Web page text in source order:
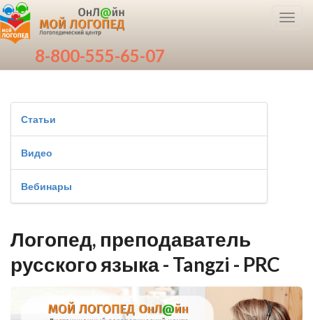
8-800-555-65-07
Статьи
Видео
Вебинары
Логопед, преподаватель
русского языка - Tangzi - PRC